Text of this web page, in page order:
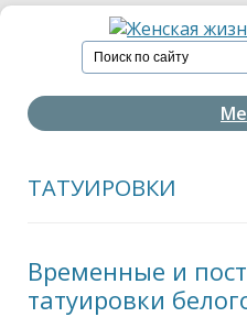
ТАТУИРОВКИ
Временные и
татуировки